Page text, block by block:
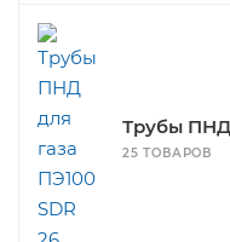
Трубы ПНД
25 ТОВАРОВ